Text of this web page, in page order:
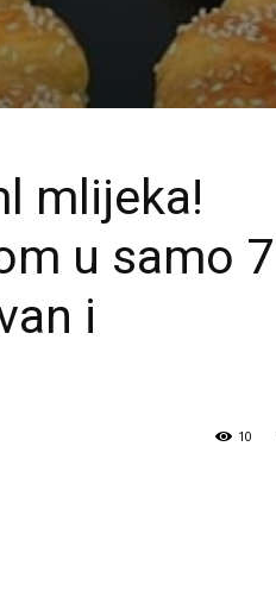
mlijeka!
u samo 7
i
10